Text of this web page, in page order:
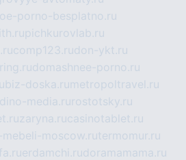
porno-besplatno.ru
pichkurovlab.ru
comp123.rudon-ykt.ru
domashnee-porno.ru
biz-doska.ru metropoltravel.ru
media.ru rostotsky.ru
zaryna.rucasinotablet.ru
mebeli-moscow.rutermomur.ru
erdamchi.rudoramamama.ru